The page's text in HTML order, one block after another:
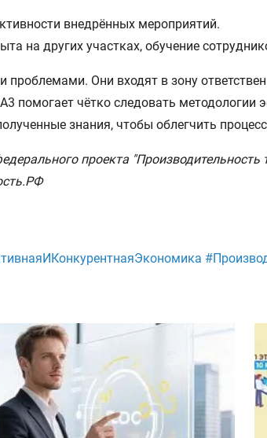
внедрённых мероприятий.
на других участках, обучение
Они входят в зону
чётко следовать методологии
знания, чтобы облегчить
проекта